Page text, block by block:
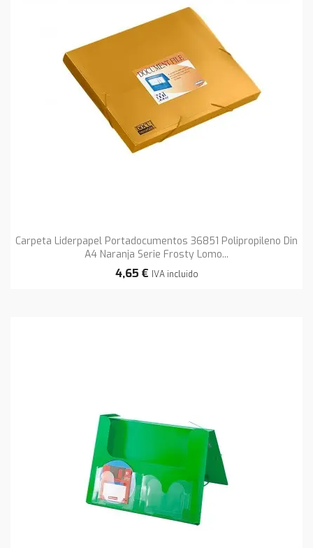
Carpeta Liderpapel Portadocumentos 36851 Polipropileno Din
A4 Naranja Serie Frosty Lomo...
4,65 € IVA incluido